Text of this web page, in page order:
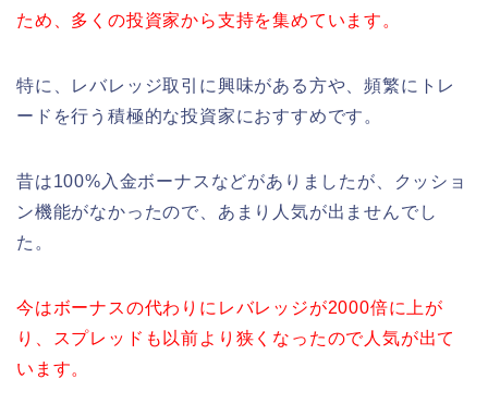
ため、多くの投資家から支持を集めています。
特に、レバレッジ取引に興味がある方や、頻繁にトレ
ードを行う積極的な投資家におすすめです。
昔は100%入金ボーナスなどがありましたが、クッショ
ン機能がなかったので、あまり人気が出ませんでし
た。
今はボーナスの代わりにレバレッジが2000倍に上が
り、スプレッドも以前より狭くなったので人気が出て
います。